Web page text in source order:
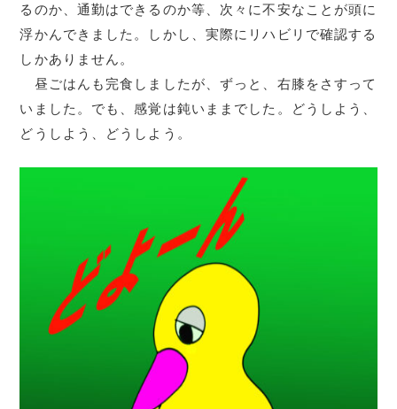
るのか、通勤はできるのか等、次々に不安なことが頭に
浮かんできました。しかし、実際にリハビリで確認する
しかありません。
昼ごはんも完食しましたが、ずっと、右膝をさすって
いました。でも、感覚は鈍いままでした。どうしよう、
どうしよう、どうしよう。